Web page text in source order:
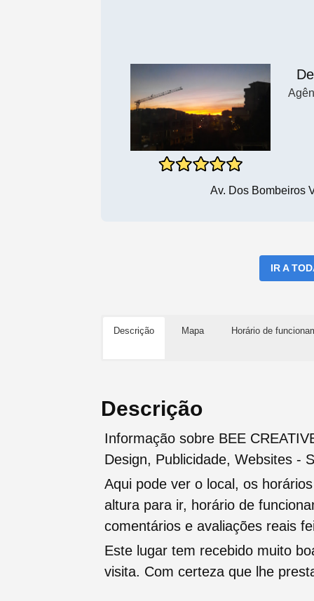
Av. Dos Bombeiros
IR A
Descrição Mapa Horário de
Descrição
Informação sobre BEE
Design, Publicidade, Websites -
Aqui pode ver o local, os
altura para ir, horário de
comentários e avaliações reais
Este lugar tem recebido muito
visita. Com certeza que lhe